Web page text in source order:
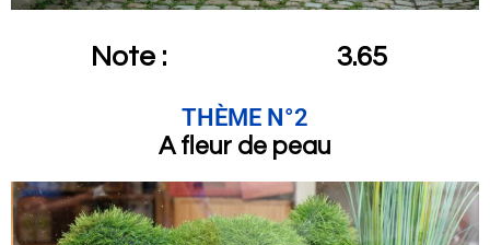
Note : 3.65
THÈME N°2
A fleur de peau